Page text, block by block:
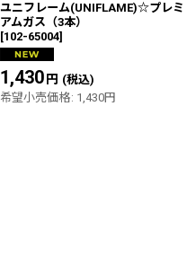
ユニフレーム(UNIFLAME)☆プレミ
アムガス（3本）
[102-65004]
1,430円 (税込)
希望小売価格: 1,430円